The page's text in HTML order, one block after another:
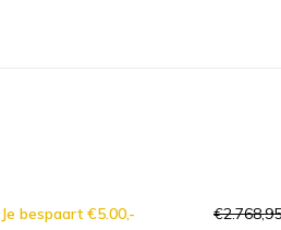
Je bespaart €5.00,- €2.768,95